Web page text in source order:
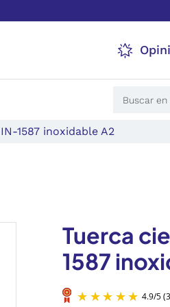
1587 inoxidable A2
Tuerca
1587